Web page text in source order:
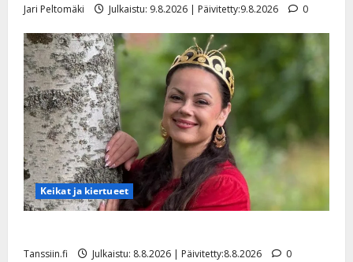
Jari Peltomäki Julkaistu: 9.8.2026 | Päivitetty:9.8.2026 0
Keikat ja kiertueet
Tanssiin.fi Julkaistu: 8.8.2026 | Päivitetty:8.8.2026 0